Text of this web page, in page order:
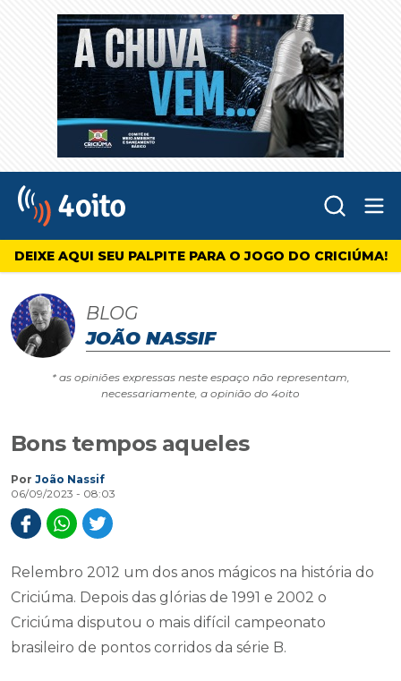
4oito
DEIXE AQUI SEU PALPITE PARA O JOGO DO CRICIÚMA!
BLOG
JOÃO NASSIF
* as opiniões expressas neste espaço não representam,
necessariamente, a opinião do 4oito
Bons tempos aqueles
Por João Nassif
06/09/2023 - 08:03
Relembro 2012 um dos anos mágicos na história do
Criciúma. Depois das glórias de 1991 e 2002 o
Criciúma disputou o mais difícil campeonato
brasileiro de pontos corridos da série B.